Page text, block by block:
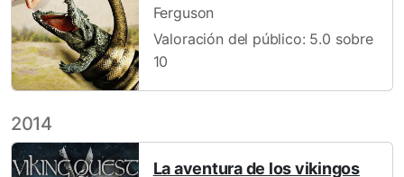
Ferguson
Valoración del público: 5.0 sobre
10
2014
La aventura de los vikingos